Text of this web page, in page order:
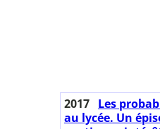
2017 Les
au lycée. Un